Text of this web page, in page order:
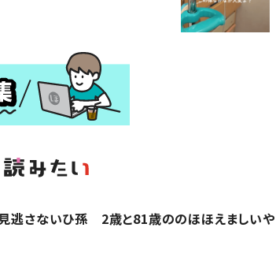
逃さないひ孫 2歳と81歳ののほほえましいや